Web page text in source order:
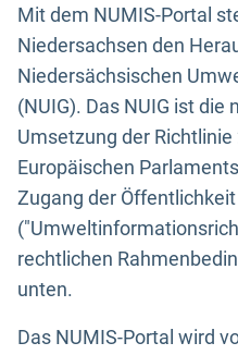
Mit dem NUMIS-Portal
Niedersachsen den
Niedersächsischen
(NUIG). Das NUIG ist die
Umsetzung der
Europäischen
Zugang der
rechtlichen
unten.
Das NUMIS-Portal wird